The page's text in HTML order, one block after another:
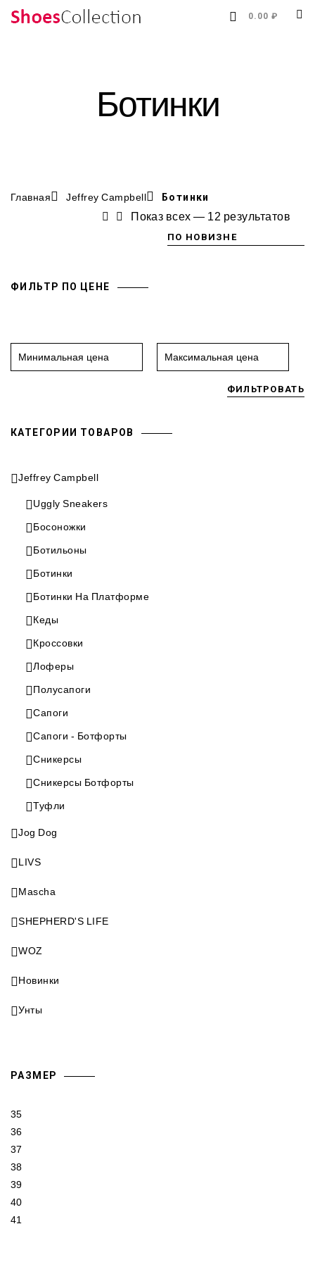
0.00 ₽
Ботинки
Главная Jeffrey Campbell Ботинки
Показ всех — 12 результатов
ФИЛЬТР ПО ЦЕНЕ
ФИЛЬТРОВАТЬ
КАТЕГОРИИ ТОВАРОВ
Jeffrey Campbell
Uggly Sneakers
Босоножки
Ботильоны
Ботинки
Ботинки На Платформе
Кеды
Кроссовки
Лоферы
Полусапоги
Сапоги
Сапоги - Ботфорты
Сникерсы
Сникерсы Ботфорты
Туфли
Jog Dog
LIVS
Mascha
SHEPHERD'S LIFE
WOZ
Новинки
Унты
РАЗМЕР
35
36
37
38
39
40
41